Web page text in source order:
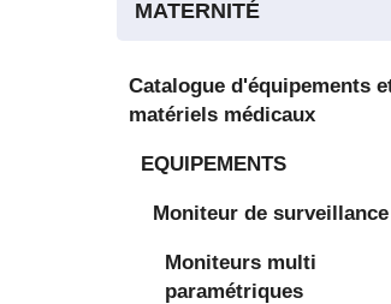
MATERNITÉ
Catalogue d'équipements
matériels médicaux
EQUIPEMENTS
Moniteur de surveillance
Moniteurs multi
paramétriques